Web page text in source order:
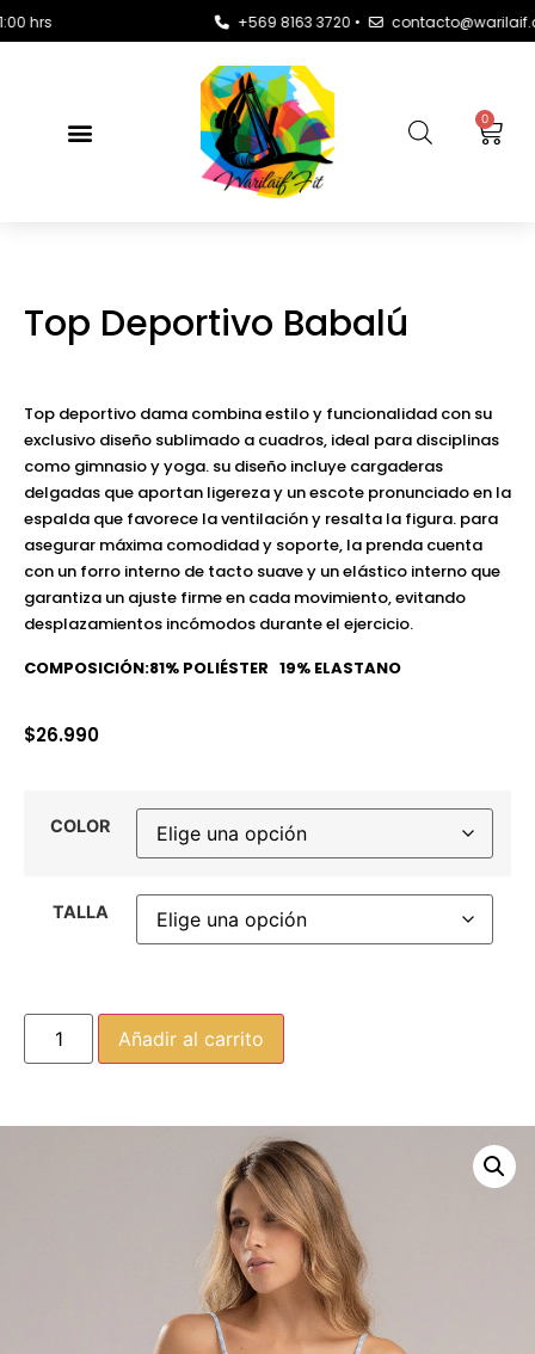
+569 8163 3720 • contacto@warilaif.cl •
0
Top Deportivo Babalú
Top deportivo dama combina estilo y funcionalidad con su
exclusivo diseño sublimado a cuadros, ideal para disciplinas
como gimnasio y yoga. su diseño incluye cargaderas
delgadas que aportan ligereza y un escote pronunciado en la
espalda que favorece la ventilación y resalta la figura. para
asegurar máxima comodidad y soporte, la prenda cuenta
con un forro interno de tacto suave y un elástico interno que
garantiza un ajuste firme en cada movimiento, evitando
desplazamientos incómodos durante el ejercicio.
COMPOSICIÓN:81% POLIÉSTER 19% ELASTANO
$26.990
COLOR
TALLA
Añadir al carrito